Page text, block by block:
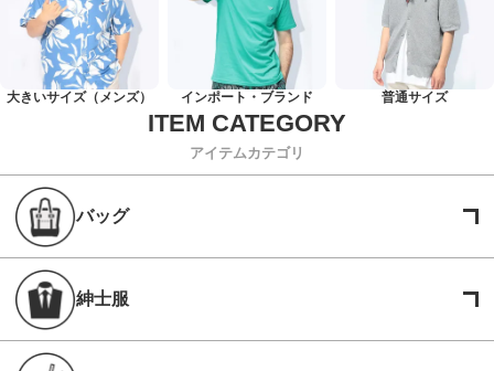
大きいサイズ（メンズ） インポート・ブランド 普通サイズ
アイテムカテゴリ
バッグ
紳士服